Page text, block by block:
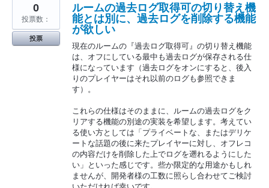
ルームの過去ログ取得可の切り替え機
能とは別に、過去ログを削除する機能
が欲しい
現在のルームの『過去ログ取得可』の切り替え機能
は、オフにしている最中も過去ログが保存される仕
様になっています（過去ログをオンにすると、後入
りのプレイヤーはそれ以前のログも参照できま
す）。
これらの仕様はそのままに、ルームの過去ログをク
リアする機能の別途の実装を希望します。考えてい
る使い方としては「プライベートな、またはデリケ
ートな話題の後に来たプレイヤーに対し、オフレコ
の内容だけを削除した上でログを遡れるようにした
い」といった感じです。些か限定的な用途かもしれ
ませんが、開発者様の工数に照らし合わせてご検討
0
投票数：
投票